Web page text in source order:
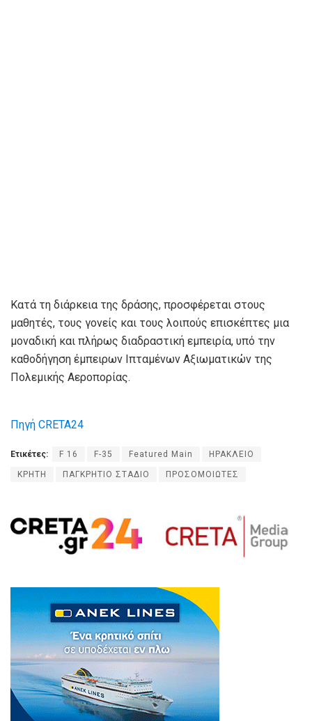
Κατά τη διάρκεια της δράσης, προσφέρεται στους
μαθητές, τους γονείς και τους λοιπούς επισκέπτες μια
μοναδική και πλήρως διαδραστική εμπειρία, υπό την
καθοδήγηση έμπειρων Ιπταμένων Αξιωματικών της
Πολεμικής Αεροπορίας.
Πηγή CRETA24
Ετικέτες: F 16 F-35 Featured Main ΗΡΑΚΛΕΙΟ
ΚΡΗΤΗ ΠΑΓΚΡΗΤΙΟ ΣΤΑΔΙΟ ΠΡΟΣΟΜΟΙΩΤΕΣ